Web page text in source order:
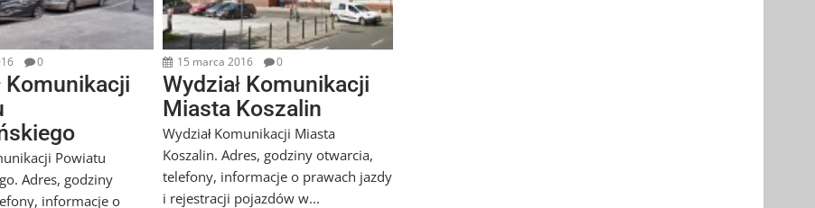
0
Komunikacji
Powiatu
Adres, godziny
informacje o
15 marca 2016 0
Wydział Komunikacji
Miasta Koszalin
Wydział Komunikacji Miasta
Koszalin. Adres, godziny otwarcia,
telefony, informacje o prawach jazdy
i rejestracji pojazdów w...